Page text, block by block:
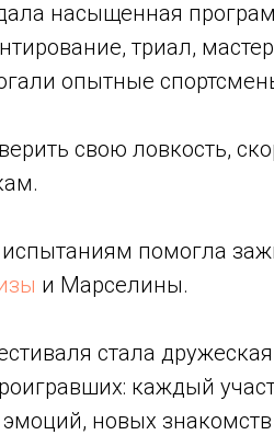
насыщенная
триал,
опытные
свою ловкость,
испытаниям помогла
и Марселины.
стала
каждый
новых